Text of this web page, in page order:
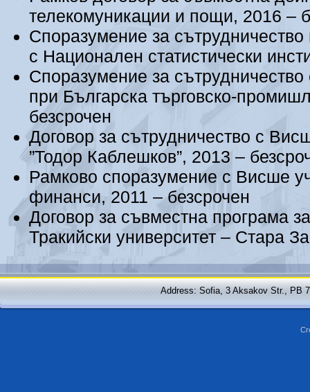
телекомуникации и пощи, 2016 –
Споразумение за сътрудничество
с Национален статистически
Споразумение за
при Българска търговско-
безсрочен
Договор за сътрудничество с
”Тодор Каблешков”, 2013 –
Рамково споразумение с Висше
финанси, 2011 – безсрочен
Договор за съвместна програма
Тракийски университет – Стара
Address: Sofia, 3 Aksakov Str., PB